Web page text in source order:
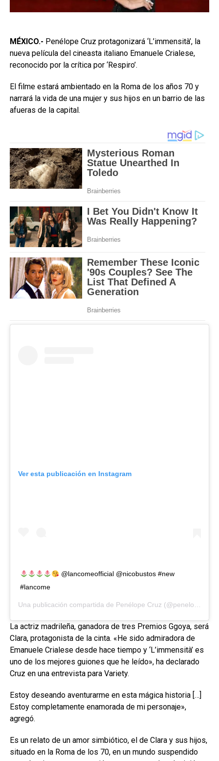
MÉXICO.- Penélope Cruz protagonizará ‘L’immensità’, la
nueva película del cineasta italiano Emanuele Crialese,
reconocido por la crítica por ‘Respiro’.
El filme estará ambientado en la Roma de los años 70 y
narrará la vida de una mujer y sus hijos en un barrio de las
afueras de la capital.
Ver esta publicación en Instagram
@lancomeofficial @nicobustos #new
#lancome
Una publicación compartida de Penélope Cruz (@penelopecruzoficial) el
La actriz madrileña, ganadora de tres Premios Ggoya, será
Clara, protagonista de la cinta. «He sido admiradora de
Emanuele Crialese desde hace tiempo y ‘L’immensità’ es
uno de los mejores guiones que he leído», ha declarado
Cruz en una entrevista para Variety.
Estoy deseando aventurarme en esta mágica historia […]
Estoy completamente enamorada de mi personaje»,
agregó.
Es un relato de un amor simbiótico, el de Clara y sus hijos,
situado en la Roma de los 70, en un mundo suspendido